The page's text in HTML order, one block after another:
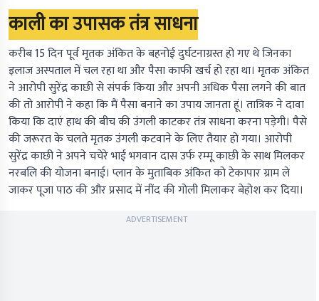
काली का उपासक तंत्र साधना
करीब 15 दिन पूर्व मृतक अंकित के बहनोई दुर्घटनाग्रस्त हो गए थे जिनका
इलाज अस्पताल में चल रहा था और पैसा काफी खर्च हो रहा था। मृतक अंकित
ने आरोपी सुरेंद्र काछी से संपर्क किया और अपनी अधिक पैसा लगने की बात
की तो आरोपी ने कहा कि मैं पैसा बनाने का उपाय जानता हूं। तात्रिक ने दावा
किया कि दाएं हाथ की बीच की उंगली काटकर तंत्र साधना करना पड़ेगी। पैसे
की जरूरत के चलते मृतक उंगली कटवाने के लिए तैयार हो गया। आरोपी
सुरेंद्र काछी ने अपने चचेरे भाई भगवान दास उर्फ रम्मू काछी के साथ मिलकर
नरबलि की योजना बनाई। प्लान के मुताबिक अंकित को टेकापार ग्राम ले
जाकर पूजा पाठ की और प्रसाद में नींद की गोली मिलाकर बेहोश कर दिया।
ADVERTISEMENT